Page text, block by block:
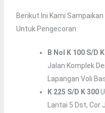
Berikut Ini Kami
Untuk Pengecoran:
B Nol K 100 S/d
Jalan Komplek
Lapangan Voli
K 225 S/d K 300
Lantai 5 Dst,